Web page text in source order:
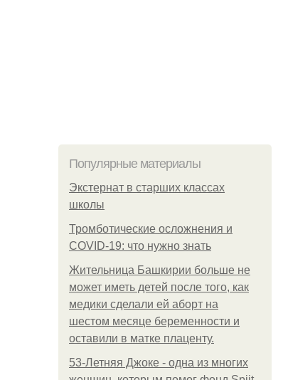
Популярные материалы
Экстернат в старших классах
школы
Тромботические осложнения и
COVID-19: что нужно знать
Жительница Башкирии больше не
может иметь детей после того, как
медики сделали ей аборт на
шестом месяце беременности и
оставили в матке плаценту.
53-Летняя Джоке - одна из многих